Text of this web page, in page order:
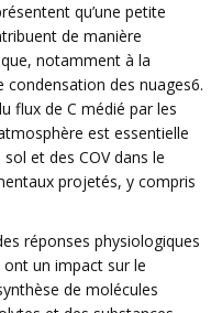
qu’une petite
de manière
notamment à la
des nuages6.
flux de C médié par les
est essentielle
et des COV dans le
projetés, y compris
réponses physiologiques
un impact sur le
de molécules